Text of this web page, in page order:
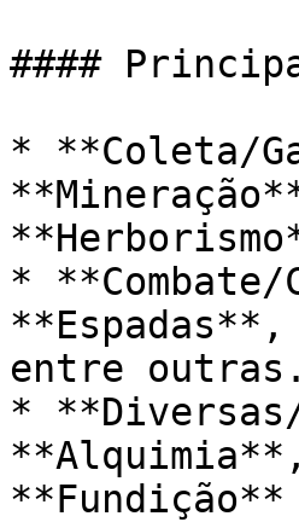
####
* **Coleta/
* **Combate/
entre outras.
*